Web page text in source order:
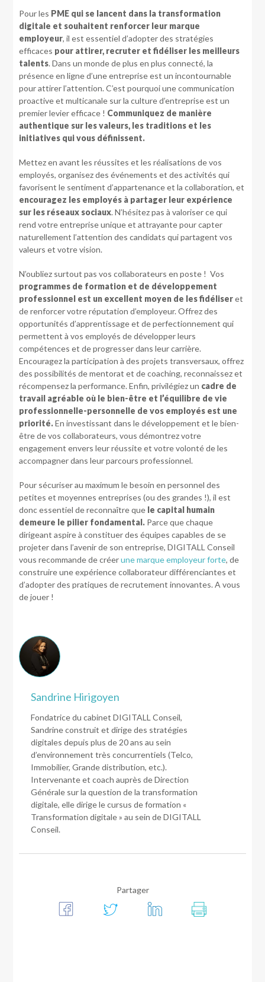
Pour les PME qui se lancent dans la transformation
digitale et souhaitent renforcer leur marque
employeur, il est essentiel d’adopter des stratégies
efficaces pour attirer, recruter et fidéliser les meilleurs
talents. Dans un monde de plus en plus connecté, la
présence en ligne d’une entreprise est un incontournable
pour attirer l’attention. C’est pourquoi une communication
proactive et multicanale sur la culture d’entreprise est un
premier levier efficace ! Communiquez de manière
authentique sur les valeurs, les traditions et les
initiatives qui vous définissent.
Mettez en avant les réussites et les réalisations de vos
employés, organisez des événements et des activités qui
favorisent le sentiment d’appartenance et la collaboration, et
encouragez les employés à partager leur expérience
sur les réseaux sociaux. N’hésitez pas à valoriser ce qui
rend votre entreprise unique et attrayante pour capter
naturellement l’attention des candidats qui partagent vos
valeurs et votre vision.
N’oubliez surtout pas vos collaborateurs en poste ! Vos
programmes de formation et de développement
professionnel est un excellent moyen de les fidéliseret
de renforcer votre réputation d’employeur. Offrez des
opportunités d’apprentissage et de perfectionnement qui
permettent à vos employés de développer leurs
compétences et de progresser dans leur carrière.
Encouragez la participation à des projets transversaux, offrez
des possibilités de mentorat et de coaching, reconnaissez et
récompensez la performance. Enfin, privilégiez un cadre de
travail agréable où le bien-être et l’équilibre de vie
professionnelle-personnelle de vos employés est une
priorité.En investissant dans le développement et le bien-
être de vos collaborateurs, vous démontrez votre
engagement envers leur réussite et votre volonté de les
accompagner dans leur parcours professionnel.
Pour sécuriser au maximum le besoin en personnel des
petites et moyennes entreprises (ou des grandes !), il est
donc essentiel de reconnaître que le capital humain
demeure le pilier fondamental. Parce que chaque
dirigeant aspire à constituer des équipes capables de se
projeter dans l’avenir de son entreprise, DIGITALL Conseil
vous recommande de créerune marque employeur forte, de
construire une expérience collaborateur différenciantes et
d’adopter des pratiques de recrutement innovantes. A vous
de jouer !
Sandrine Hirigoyen
Fondatrice du cabinet DIGITALL Conseil,
Sandrine construit et dirige des stratégies
digitales depuis plus de 20 ans au sein
d’environnement très concurrentiels (Telco,
Immobilier, Grande distribution, etc.).
Intervenante et coach auprès de Direction
Générale sur la question de la transformation
digitale, elle dirige le cursus de formation «
Transformation digitale » au sein de DIGITALL
Conseil.
Partager